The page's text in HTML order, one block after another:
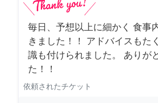
毎日、予想以上に細かく 食事
きました！！ アドバイスもた
識も付けられました。 ありが
た！！
依頼されたチケット